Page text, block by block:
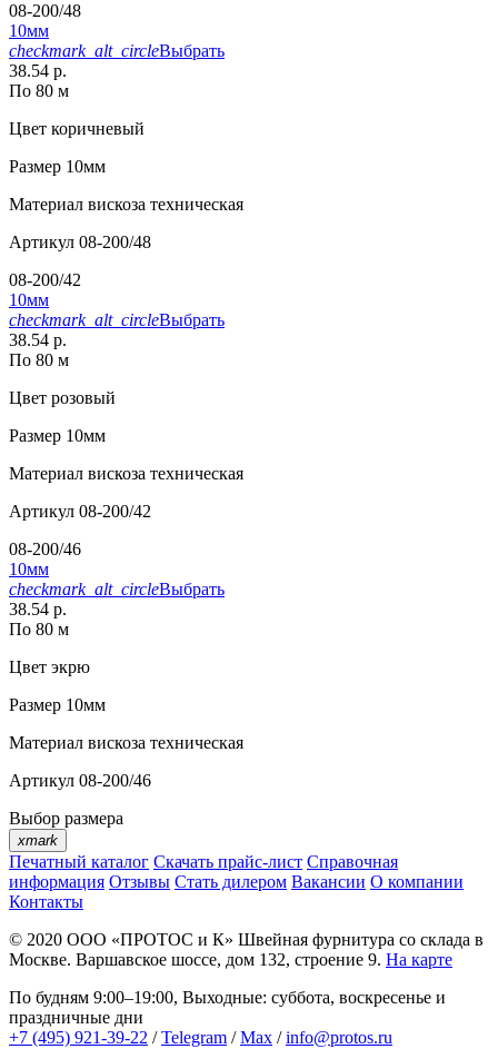
08-200/48
10мм
checkmark_alt_circleВыбрать
38.54 р.
По 80 м
Цвет коричневый
Размер 10мм
Материал вискоза техническая
Артикул 08-200/48
08-200/42
10мм
checkmark_alt_circleВыбрать
38.54 р.
По 80 м
Цвет розовый
Размер 10мм
Материал вискоза техническая
Артикул 08-200/42
08-200/46
10мм
checkmark_alt_circleВыбрать
38.54 р.
По 80 м
Цвет экрю
Размер 10мм
Материал вискоза техническая
Артикул 08-200/46
Выбор размера
xmark
Печатный каталог Скачать прайс-лист Справочная
информация Отзывы Стать дилером Вакансии О компании
Контакты
© 2020 ООО «ПРОТОС и К» Швейная фурнитура со склада в
Москве. Варшавское шоссе, дом 132, строение 9. На карте
По будням 9:00–19:00, Выходные: суббота, воскресенье и
праздничные дни
+7 (495) 921-39-22 /Telegram /Max /info@protos.ru